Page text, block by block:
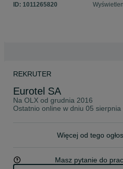
ID: 1011265820
REKRUTER
Eurotel SA
Na OLX od grudnia 2016
Ostatnio online w dniu 05 sierpnia
Więcej od tego
Masz pytanie do